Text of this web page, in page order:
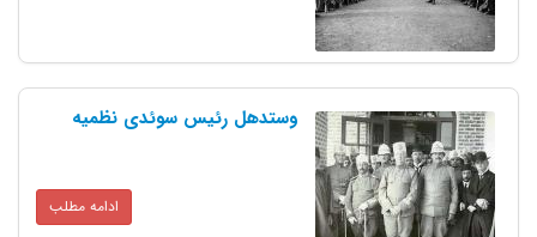
وستدهل رئیس سوئدی نظمیه